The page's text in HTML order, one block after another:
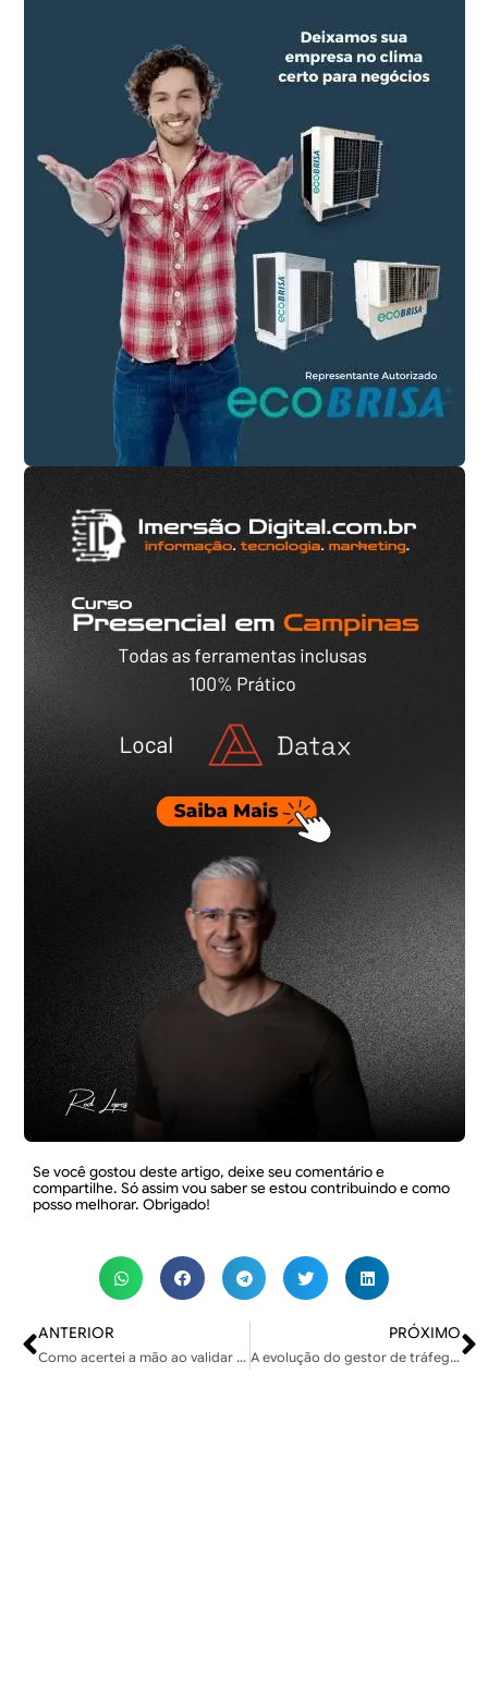
Se você gostou deste artigo, deixe seu comentário e
compartilhe. Só assim vou saber se estou contribuindo e como
posso melhorar. Obrigado!
ANTERIOR
Como acertei a mão ao validar negócios digitais com IA e Automação
PRÓXIMO
A evolução do gestor de tráfego pago para estrategista de negócios